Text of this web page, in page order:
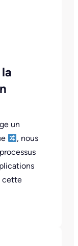
un
, nous
cette